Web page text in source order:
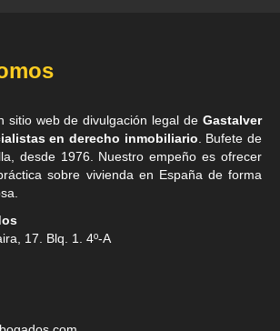
sitio web de divulgación legal de Gastalver
en derecho inmobiliario . Bufete de
, desde 1976. Nuestro empeño es ofrecer
sobre vivienda en España de forma
17. Blq. 1. 4º-A